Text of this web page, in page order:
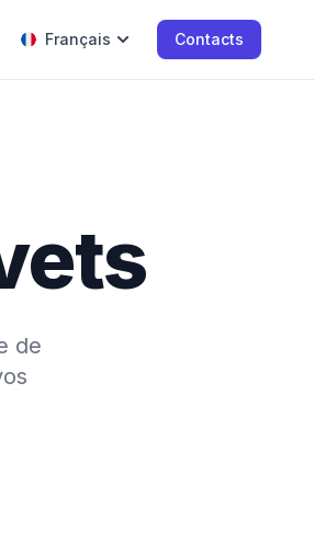
Français Contacts
de